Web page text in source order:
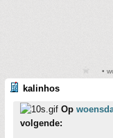
•
kalinhos
Op
volgende: